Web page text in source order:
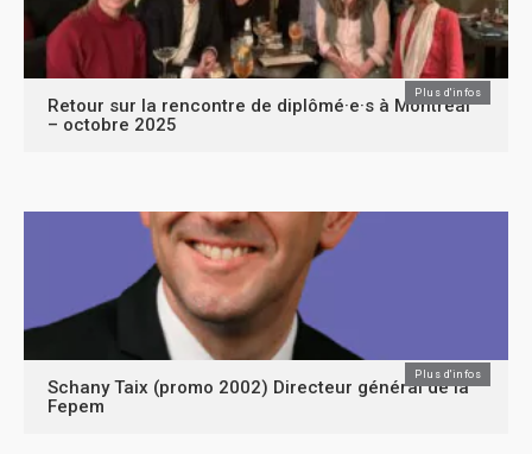
Retour sur la rencontre de diplômé·e·s à Montréal
– octobre 2025
Plus d'infos
Schany Taix (promo 2002) Directeur général de la
Fepem
Plus d'infos